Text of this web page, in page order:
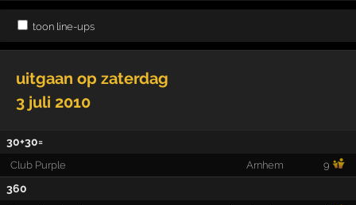
toon line-ups
uitgaan op zaterdag
3 juli 2010
30+30=
Club Purple Arnhem 9
360